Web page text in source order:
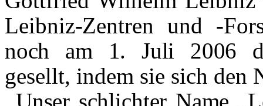
Leibniz-Zentren und -
noch am 1. Juli 2006
gesellt, indem sie sich den